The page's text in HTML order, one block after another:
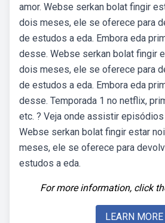
amor. Webse serkan bolat fingir
dois meses, ele se oferece para
de estudos a eda. Embora eda
desse. Webse serkan bolat fingir
dois meses, ele se oferece para
de estudos a eda. Embora eda
desse. Temporada 1 no netflix,
etc. ? Veja onde assistir episódios
Webse serkan bolat fingir estar
meses, ele se oferece para
estudos a eda.
For more information, click
LEARN MORE